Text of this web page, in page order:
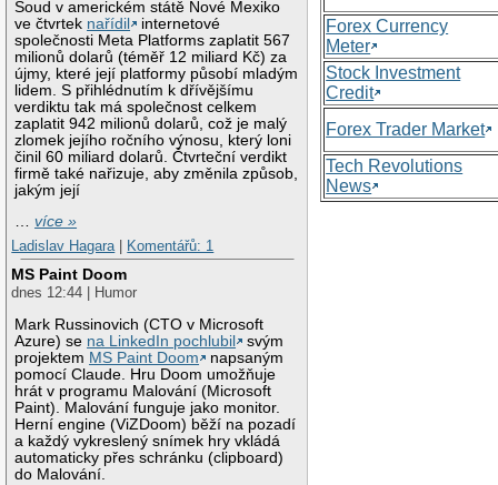
Soud v americkém státě Nové Mexiko
ve čtvrtek nařídil
internetové
společnosti Meta Platforms zaplatit 567
milionů dolarů (téměř 12 miliard Kč) za
újmy, které její platformy působí mladým
lidem. S přihlédnutím k dřívějšímu
verdiktu tak má společnost celkem
zaplatit 942 milionů dolarů, což je malý
zlomek jejího ročního výnosu, který loni
činil 60 miliard dolarů. Čtvrteční verdikt
firmě také nařizuje, aby změnila způsob,
jakým její
…více »
Ladislav Hagara
Komentářů: 1
MS Paint Doom
dnes 12:44 | Humor
Mark Russinovich (CTO v Microsoft
Azure) se na LinkedIn pochlubil
svým
projektem MS Paint Doom
napsaným
pomocí Claude. Hru Doom umožňuje
hrát v programu Malování (Microsoft
Paint). Malování funguje jako monitor.
Herní engine (ViZDoom) běží na pozadí
a každý vykreslený snímek hry vkládá
automaticky přes schránku (clipboard)
do Malování.
Forex Currency
Meter
Stock Investment
Credit
Forex Trader Market
Tech Revolutions
News